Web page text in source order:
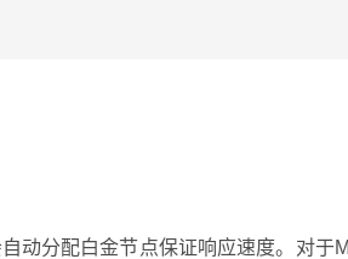
动分配白金节点保证响应速度。对于M